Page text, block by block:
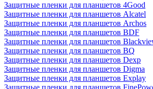
Защитные пленки для планшетов 4Good
Защитные пленки для планшетов Alcatel
Защитные пленки для планшетов Archos
Защитные пленки для планшетов BDF
Защитные пленки для планшетов
Защитные пленки для планшетов BQ
Защитные пленки для планшетов Dexp
Защитные пленки для планшетов Digma
Защитные пленки для планшетов Explay
Защитные пленки для планшетов